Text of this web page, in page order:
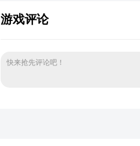
游戏评论
快来抢先评论吧！